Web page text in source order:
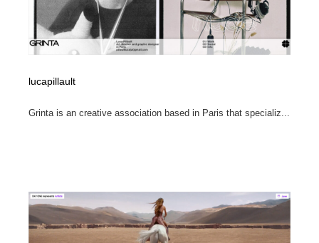
lucapillault
Grinta is an creative association based in Paris that specializ...